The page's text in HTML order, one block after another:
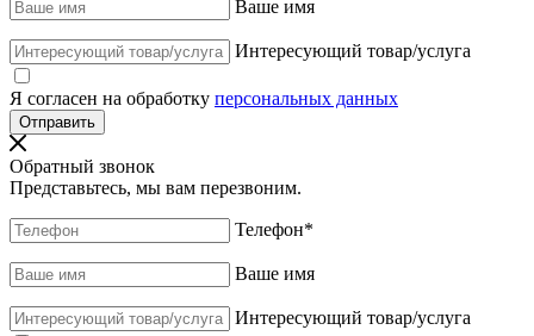
Ваше имя
Интересующий товар/услуга
Я согласен на обработку персональных данных
Обратный звонок
Представьтесь, мы вам перезвоним.
Телефон*
Ваше имя
Интересующий товар/услуга